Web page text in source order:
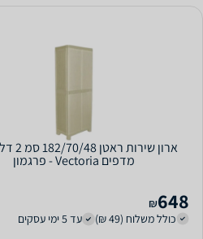
מדפים Vectoria - פרגמון
648
₪
כולל משלוח (49 ₪)
עד 5 ימי עסקים